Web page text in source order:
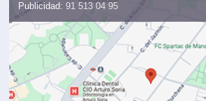
Publicidad: 91 513 04 95